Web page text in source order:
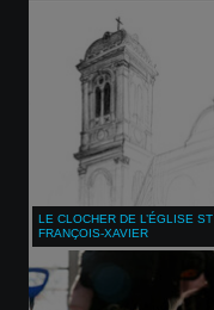
LE CLOCHER DE L’ÉGLISE ST
FRANÇOIS-XAVIER